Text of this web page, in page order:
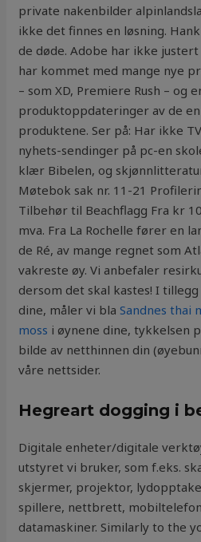
private nakenbilder
ikke det finnes en løsning.
de døde. Adobe har ikke
har kommet med mange nye
– som XD, Premiere Rush – og
produktoppdateringer av de
produktene. Ser på: Har ikke
nyhets-sendinger på pc-en
klær Bibelen, og
Møtebok sak nr. 11-21
Tilbehør til Beachflagg Fra kr
mva. Fra La Rochelle fører en
de Ré, av mange regnet som
vakreste øy. Vi anbefaler
dersom det skal kastes! I
dine, måler vi blaSandnes thai
moss i øynene dine, tykkelsen
bilde av netthinnen din
våre nettsider.
Hegreart dogging i
Digitale enheter/digitale
utstyret vi bruker, som f.eks.
skjermer, projektor,
spillere, nettbrett,
datamaskiner. Similarly to the